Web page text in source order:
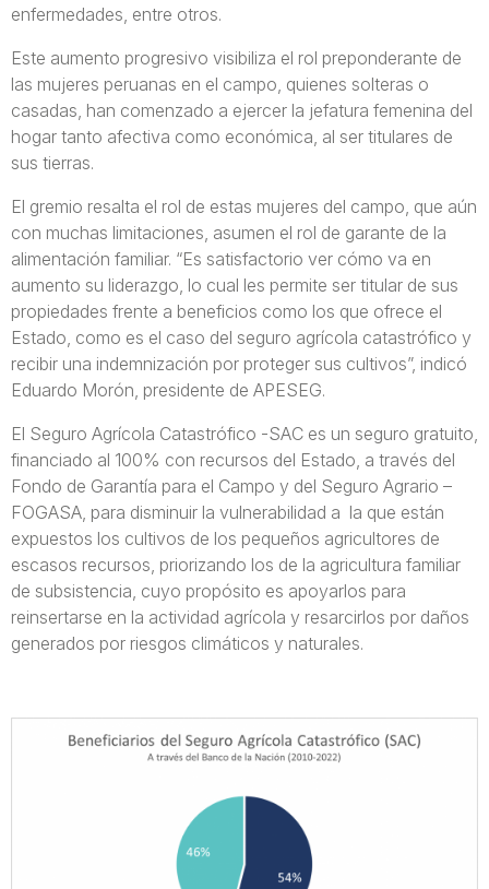
enfermedades, entre otros.
Este aumento progresivo visibiliza el rol preponderante de
las mujeres peruanas en el campo, quienes solteras o
casadas, han comenzado a ejercer la jefatura femenina del
hogar tanto afectiva como económica, al ser titulares de
sus tierras.
El gremio resalta el rol de estas mujeres del campo, que aún
con muchas limitaciones, asumen el rol de garante de la
alimentación familiar. “Es satisfactorio ver cómo va en
aumento su liderazgo, lo cual les permite ser titular de sus
propiedades frente a beneficios como los que ofrece el
Estado, como es el caso del seguro agrícola catastrófico y
recibir una indemnización por proteger sus cultivos”, indicó
Eduardo Morón, presidente de APESEG.
El Seguro Agrícola Catastrófico -SAC es un seguro gratuito,
financiado al 100% con recursos del Estado, a través del
Fondo de Garantía para el Campo y del Seguro Agrario –
FOGASA, para disminuir la vulnerabilidad a la que están
expuestos los cultivos de los pequeños agricultores de
escasos recursos, priorizando los de la agricultura familiar
de subsistencia, cuyo propósito es apoyarlos para
reinsertarse en la actividad agrícola y resarcirlos por daños
generados por riesgos climáticos y naturales.